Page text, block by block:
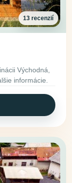
13 recenzií
Východná,
informácie.